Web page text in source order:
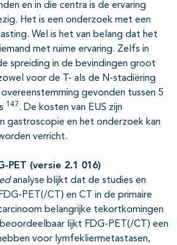
en in die centra is de ervaring
Het is een onderzoek met een
Wel is het van belang dat het
met ruime ervaring. Zelfs in
spreiding in de bevindingen groot
voor de T- als de N-stadiëring
gevonden tussen 5
147. De kosten van EUS zijn
gastroscopie en het onderzoek kan
verricht.
PET (versie 2.1 016)
analyse blijkt dat de studies en
PET(/CT) en CT in de primaire
belangrijke tekortkomingen
lijkt FDG-PET(/CT) een
voor lymfekliermetastasen,